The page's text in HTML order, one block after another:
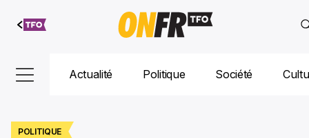
Aller au
contenu
Actualité Politique Société
POLITIQUE